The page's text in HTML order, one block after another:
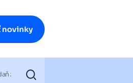
novinky